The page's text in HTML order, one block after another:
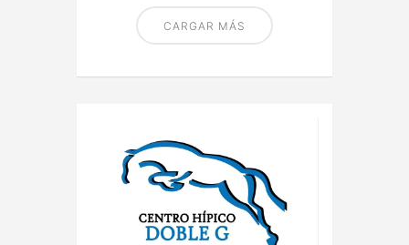
CARGAR MÁS